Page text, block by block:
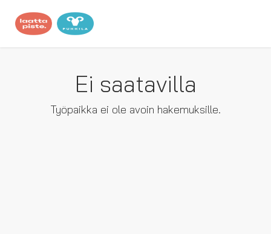
Ei saatavilla
Työpaikka ei ole avoin hakemuksille.